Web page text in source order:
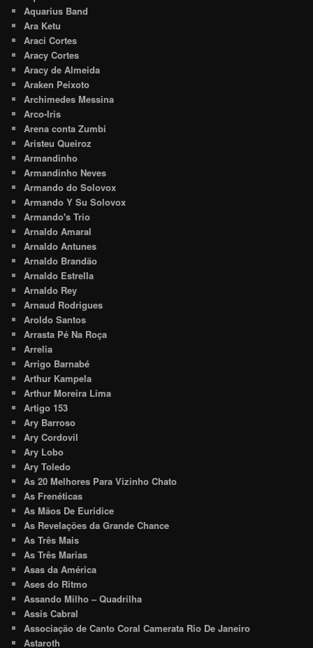
Aquarius Band
Ara Ketu
Araci Cortes
Aracy Cortes
Aracy de Almeida
Araken Peixoto
Archimedes Messina
Arco-Iris
Arena conta Zumbi
Aristeu Queiroz
Armandinho
Armandinho Neves
Armando do Solovox
Armando Y Su Solovox
Armando's Trio
Arnaldo Amaral
Arnaldo Antunes
Arnaldo Brandão
Arnaldo Estrella
Arnaldo Rey
Arnaud Rodrigues
Aroldo Santos
Arrasta Pé Na Roça
Arrelia
Arrigo Barnabé
Arthur Kampela
Arthur Moreira Lima
Artigo 153
Ary Barroso
Ary Cordovil
Ary Lobo
Ary Toledo
As 20 Melhores Para Vizinho Chato
As Frenéticas
As Mãos De Euridice
As Revelações da Grande Chance
As Três Mais
As Três Marias
Asas da América
Ases do Ritmo
Assando Milho – Quadrilha
Assis Cabral
Associação de Canto Coral Camerata Rio De Janeiro
Astaroth